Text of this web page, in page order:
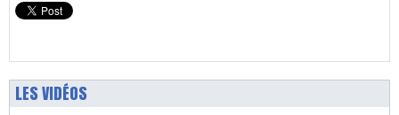
LES VIDÉOS